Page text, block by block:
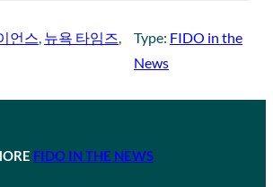
언스 뉴욕 타임즈 Type: FIDO in the
News
FIDO IN THE NEWS